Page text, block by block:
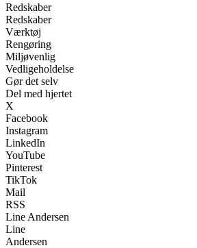
Redskaber
Redskaber
Værktøj
Rengøring
Miljøvenlig
Vedligeholdelse
Gør det selv
Del med hjertet
X
Facebook
Instagram
LinkedIn
YouTube
Pinterest
TikTok
Mail
RSS
Line Andersen
Line
Andersen